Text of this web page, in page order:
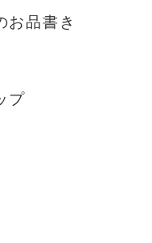
品書き
プ